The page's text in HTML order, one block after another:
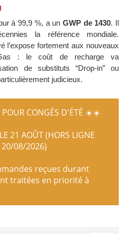
à 99,9 %, a un GWP de 1430. Il
la référence mondiale.
l’expose fortement aux nouveaux
: le coût de recharge va
de substituts “Drop-in” ou
judicieux.
CONGÉS D'ÉTÉ ☀️☀️
21 AOÛT (HORS LIGNE
08/2026)
reçues durant
traitées en priorité à